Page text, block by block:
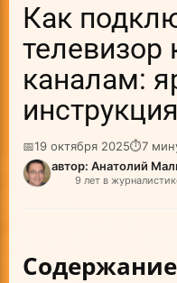
Как
телевизор
каналам:
📅19 октября 2025⏱7
автор: Анатолий
9 лет в